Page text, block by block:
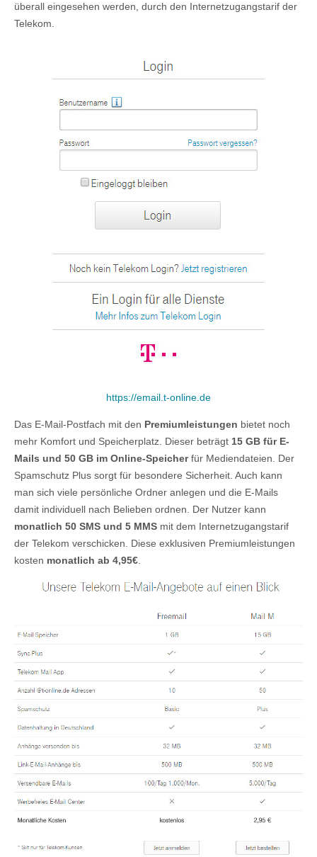
überall eingesehen werden, durch den Internetzugangstarif der
Telekom.
https://email.t-online.de
Das E-Mail-Postfach mit den Premiumleistungen bietet noch
mehr Komfort und Speicherplatz. Dieser beträgt 15 GB für E-
Mails und 50 GB im Online-Speicherfür Mediendateien. Der
Spamschutz Plus sorgt für besondere Sicherheit. Auch kann
man sich viele persönliche Ordner anlegen und die E-Mails
damit individuell nach Belieben ordnen. Der Nutzer kann
monatlich 50 SMS und 5 MMS mit dem Internetzugangstarif
der Telekom verschicken. Diese exklusiven Premiumleistungen
kosten monatlich ab 4,95€